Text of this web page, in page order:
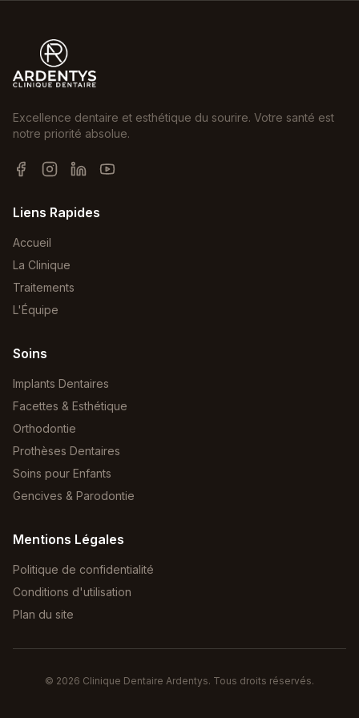
Excellence dentaire et esthétique du sourire. Votre santé est
notre priorité absolue.
Liens Rapides
Accueil
La Clinique
Traitements
L'Équipe
Soins
Implants Dentaires
Facettes & Esthétique
Orthodontie
Prothèses Dentaires
Soins pour Enfants
Gencives & Parodontie
Mentions Légales
Politique de confidentialité
Conditions d'utilisation
Plan du site
© 2026 Clinique Dentaire Ardentys. Tous droits réservés.